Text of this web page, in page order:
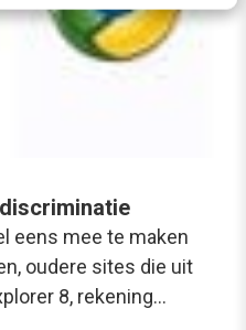
eens mee te maken
oudere sites die uit
8, rekening…